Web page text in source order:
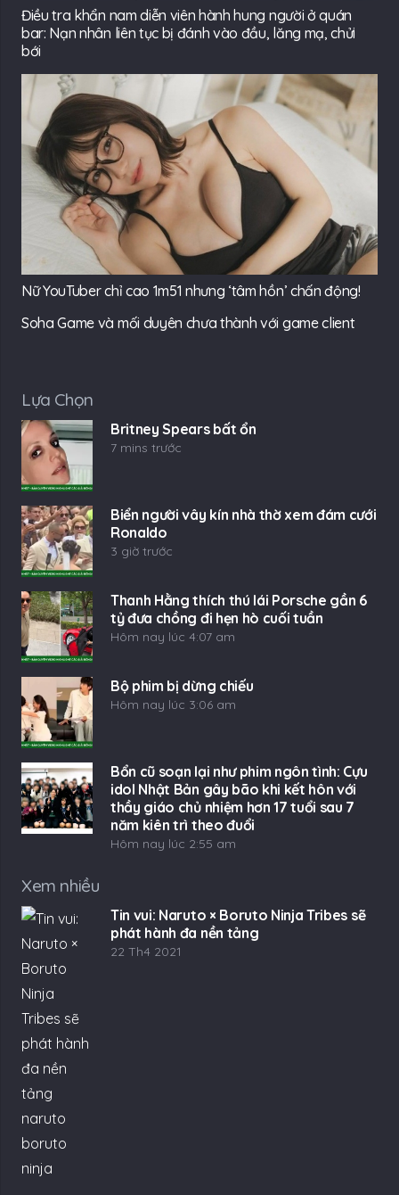
Điều tra khẩn nam diễn viên hành hung người ở quán
bar: Nạn nhân liên tục bị đánh vào đầu, lăng mạ, chửi
bới
Nữ YouTuber chỉ cao 1m51 nhưng ‘tâm hồn’ chấn động!
Soha Game và mối duyên chưa thành với game client
Lựa Chọn
Britney Spears bất ổn
7 mins trước
Biển người vây kín nhà thờ xem đám cưới
Ronaldo
3 giờ trước
Thanh Hằng thích thú lái Porsche gần 6
tỷ đưa chồng đi hẹn hò cuối tuần
Hôm nay lúc 4:07 am
Bộ phim bị dừng chiếu
Hôm nay lúc 3:06 am
Bổn cũ soạn lại như phim ngôn tình: Cựu
idol Nhật Bản gây bão khi kết hôn với
thầy giáo chủ nhiệm hơn 17 tuổi sau 7
năm kiên trì theo đuổi
Hôm nay lúc 2:55 am
Xem nhiều
Tin vui: Naruto × Boruto Ninja Tribes sẽ
phát hành đa nền tảng
22 Th4 2021